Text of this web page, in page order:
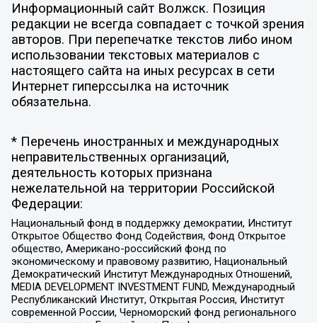
Информационный сайт Волжск. Позиция
редакции не всегда совпадает с точкой зрения
авторов. При перепечатке текстов либо ином
использовании текстовых материалов с
настоящего сайта на иных ресурсах в сети
Интернет гиперссылка на источник
обязательна.
* Перечень иностранных и международных
неправительственных организаций,
деятельность которых признана
нежелательной на территории Российской
Федерации:
Национальный фонд в поддержку демократии, Институт
Открытое Общество Фонд Содействия, Фонд Открытое
общество, Американо-российский фонд по
экономическому и правовому развитию, Национальный
Демократический Институт Международных Отношений,
MEDIA DEVELOPMENT INVESTMENT FUND, Международный
Республиканский Институт, Открытая Россия, Институт
современной России, Черноморский фонд регионального